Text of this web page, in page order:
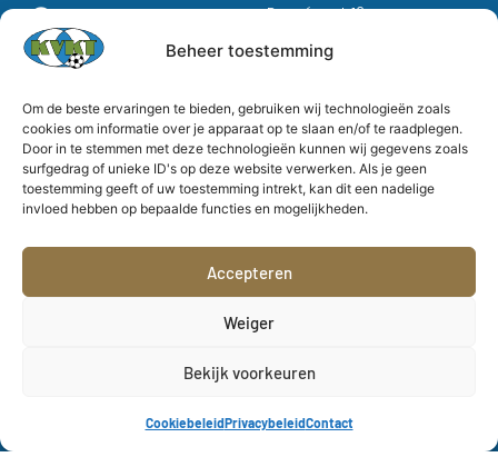
Beheer toestemming
Om de beste ervaringen te bieden, gebruiken wij technologieën zoals
cookies om informatie over je apparaat op te slaan en/of te raadplegen.
Door in te stemmen met deze technologieën kunnen wij gegevens zoals
surfgedrag of unieke ID's op deze website verwerken. Als je geen
toestemming geeft of uw toestemming intrekt, kan dit een nadelige
invloed hebben op bepaalde functies en mogelijkheden.
Accepteren
Weiger
Bekijk voorkeuren
CookiebeleidPrivacybeleidContact
KVK Tienen Official
KVK Tienen Dames
Academy
KVK Tienen Official
KVK Tienen Dames
Bergévest 12